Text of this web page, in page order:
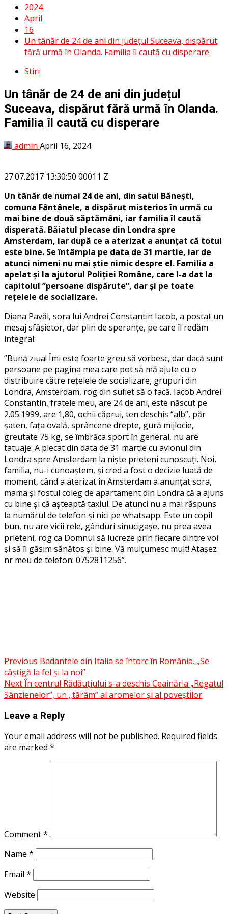
2024
April
16
Un tânăr de 24 de ani din județul Suceava, dispărut
fără urmă în Olanda. Familia îl caută cu disperare
Stiri
Un tânăr de 24 de ani din județul
Suceava, dispărut fără urmă în Olanda.
Familia îl caută cu disperare
admin April 16, 2024
27.07.2017 13:30:50 00011 Z
Un tânăr de numai 24 de ani, din satul Bănești,
comuna Fântânele, a dispărut misterios în urmă cu
mai bine de două săptămâni, iar familia îl caută
disperată. Băiatul plecase din Londra spre
Amsterdam, iar după ce a aterizat a anunțat că totul
este bine. Se întâmpla pe data de 31 martie, iar de
atunci nimeni nu mai știe nimic despre el. Familia a
apelat și la ajutorul Poliției Române, care l-a dat la
capitolul ”persoane dispărute”, dar și pe toate
rețelele de socializare.
Diana Pavăl, sora lui Andrei Constantin Iacob, a postat un
mesaj sfâșietor, dar plin de speranțe, pe care îl redăm
integral:
”Bună ziua! Îmi este foarte greu să vorbesc, dar dacă sunt
persoane pe pagina mea care pot să mă ajute cu o
distribuire către rețelele de socializare, grupuri din
Londra, Amsterdam, rog din suflet să o facă. Iacob Andrei
Constantin, fratele meu, are 24 de ani, este născut pe
2.05.1999, are 1,80, ochii căprui, ten deschis “alb”, păr
șaten, fața ovală, sprâncene drepte, gură mijlocie,
greutate 75 kg, se îmbrăca sport în general, nu are
tatuaje. A plecat din data de 31 martie cu avionul din
Londra spre Amsterdam la niște prieteni cunoscuți. Noi,
familia, nu-i cunoaștem, și cred a fost o decizie luată de
moment, când a aterizat în Amsterdam a anunțat sora,
mama și fostul coleg de apartament din Londra că a ajuns
cu bine și că așteaptă taxiul. De atunci nu a mai răspuns
la numărul de telefon și nici pe whatsapp. Este un copil
bun, nu are vicii rele, gânduri sinucigașe, nu prea avea
prieteni, rog ca Domnul să lucreze prin fiecare dintre voi
și să îl găsim sănătos și bine. Vă mulțumesc mult! Atașez
nr meu de telefon: 0752811256”.
Share
Post
navigation
Previous Badantele din Italia se întorc în România. „Se
câștigă la fel și la noi”
NextÎn centrul Rădăuțiului s-a deschis Ceainăria „Regatul
Sânzienelor”, un „tărâm” al aromelor și al poveștilor
Leave a Reply
Your email address will not be published. Required fields
are marked *
Comment*
Name *
Email *
Website